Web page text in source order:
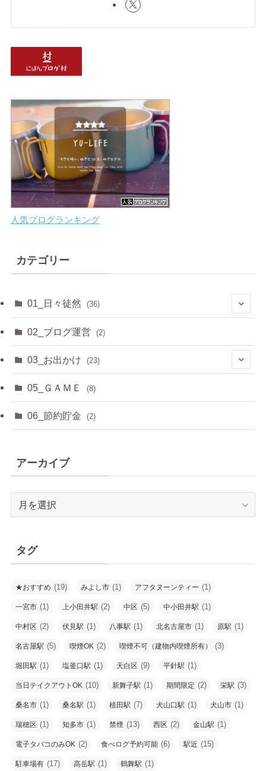
人気ブログランキング
カテゴリー
01_日々徒然 (36)
(3)
(33)
02_ブログ運営 (2)
03_お出かけ (23)
(2)
(8)
(6)
05_ＧＡＭＥ (8)
06_節約貯金 (2)
アーカイブ
ブ
タグ
★おすすめ (19) みよし市 (1) アフタヌーンティー (1)
一宮市 (1) 上小田井駅 (2) 中区 (5) 中小田井駅 (1)
中村区 (2) 伏見駅 (1) 八事駅 (1) 北名古屋市 (1) 原駅 (1)
名古屋駅 (5) 喫煙OK (2) 喫煙不可（建物内喫煙所有） (3)
堀田駅 (1) 塩釜口駅 (1) 天白区 (9) 平針駅 (1)
当日テイクアウトOK (10) 新舞子駅 (1) 期間限定 (2) 栄駅 (3)
桑名市 (1) 桑名駅 (1) 植田駅 (7) 犬山口駅 (1) 犬山市 (1)
瑞穂区 (1) 知多市 (1) 禁煙 (13) 西区 (2) 金山駅 (1)
電子タバコのみOK (2) 食べログ予約可能 (6) 駅近 (15)
駐車場有 (17) 高岳駅 (1) 鶴舞駅 (1)